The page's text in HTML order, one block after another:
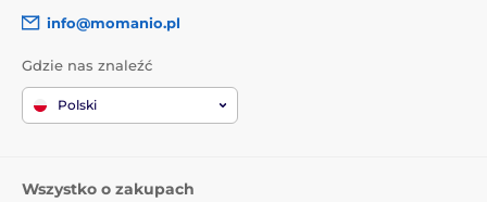
info@momanio.pl
Gdzie nas znaleźć
Polski
Wszystko o zakupach